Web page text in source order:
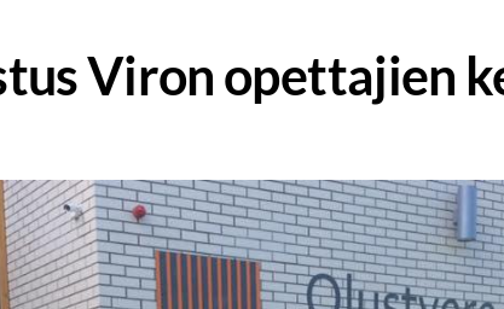
Viron opettajien